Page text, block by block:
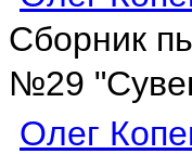
Сборник
№29
Олег